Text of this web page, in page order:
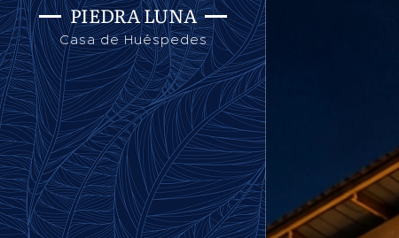
PIEDRA LUNA
Casa de Huéspedes